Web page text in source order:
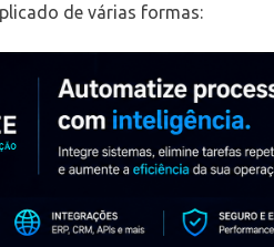
de várias formas: